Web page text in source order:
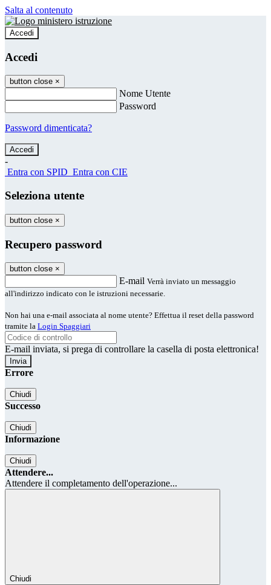
Salta al contenuto
Accedi
Accedi
button close ×
Nome Utente
Password
Password dimenticata?
-
Entra con SPID Entra con CIE
Seleziona utente
button close ×
Recupero password
button close ×
E-mail Verrà inviato un messaggio
all'indirizzo indicato con le istruzioni necessarie.
Non hai una e-mail associata al nome utente? Effettua il reset della password
tramite la Login Spaggiari
E-mail inviata, si prega di controllare la casella di posta elettronica!
Errore
Chiudi
Successo
Chiudi
Informazione
Chiudi
Attendere...
Attendere il completamento dell'operazione...
Chiudi